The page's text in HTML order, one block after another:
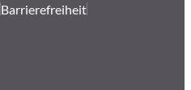
Barrierefreiheit